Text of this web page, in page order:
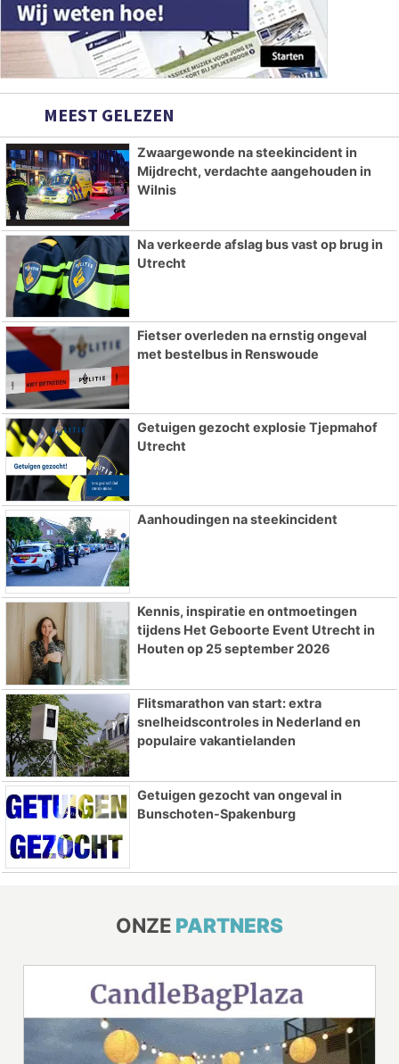
MEEST GELEZEN
Zwaargewonde na steekincident in
Mijdrecht, verdachte aangehouden in
Wilnis
Na verkeerde afslag bus vast op brug in
Utrecht
Fietser overleden na ernstig ongeval
met bestelbus in Renswoude
Getuigen gezocht explosie Tjepmahof
Utrecht
Aanhoudingen na steekincident
Kennis, inspiratie en ontmoetingen
tijdens Het Geboorte Event Utrecht in
Houten op 25 september 2026
Flitsmarathon van start: extra
snelheidscontroles in Nederland en
populaire vakantielanden
Getuigen gezocht van ongeval in
Bunschoten-Spakenburg
ONZE PARTNERS